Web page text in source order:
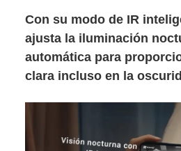
Con su modo de IR
ajusta la iluminación
automática para
clara incluso en la